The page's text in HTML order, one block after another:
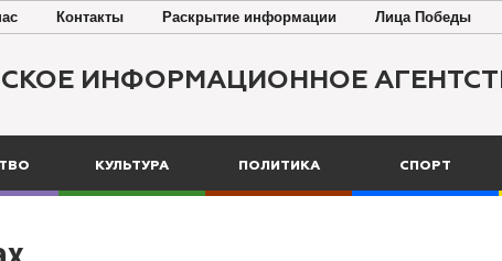
Контакты Раскрытие информации Лица Победы
ИНФОРМАЦИОННОЕ
КУЛЬТУРА ПОЛИТИКА СПОРТ